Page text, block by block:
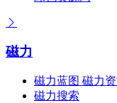
磁力
磁力蓝图 磁力
磁力搜索